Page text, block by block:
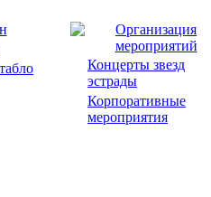
Организация
мероприятий
Концерты звезд
эстрады
Корпоративные
мероприятия